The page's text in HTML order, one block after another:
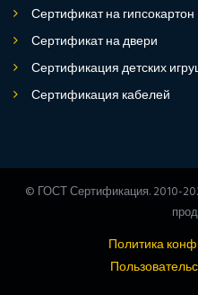
Сертификат на гипсокартон
Сертификат на двери
Сертификация детских
Сертификация кабелей
© ГОСТ Сертификация. 2010-
Политика